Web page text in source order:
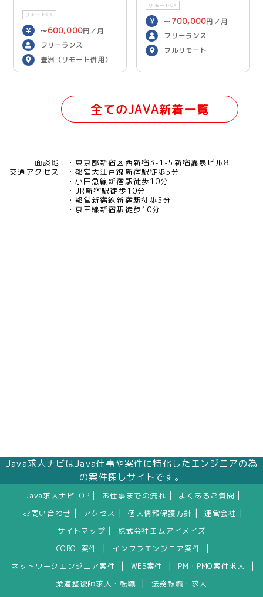
リモートOK
〜600,000円／月
フリーランス
豊洲（リモート併用）
リモートOK
〜 700,000円／月
フリーランス
フルリモート
全てのJAVA新着一覧
面談地：
東京都新宿区西新宿3-1-5新宿嘉泉ビル8F
交通アクセス：
都営大江戸線新宿駅徒歩5分
小田急線新宿駅徒歩10分
JR新宿駅徒歩10分
都営新宿線新宿駅徒歩5分
京王線新宿駅徒歩10分
Java求人ナビはJava仕事や案件に特化したエンジニアの為
の案件探しサイトです。
Java求人ナビTOP お仕事までの流れ よくあるご質問
お問い合わせ アクセス 個人情報保護方針 運営会社
サイトマップ
株式会社エムアイメイズ
COBOL案件
インフラエンジニア案件
ネットワークエンジニア案件 WEB案件 PM・PMO案件求人
柔道整復師求人・転職 法務転職・求人